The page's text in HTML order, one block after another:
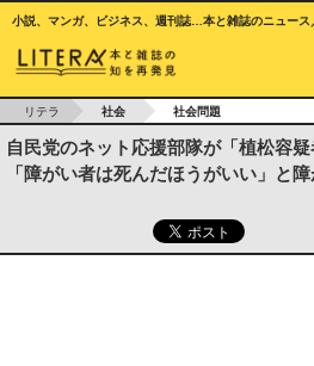
小説、マンガ、ビジネス、週刊誌…本と雑誌のニュース
リテラ 社会 社会問題
自民党のネット応援部隊が「植松容疑
「障がい者は死んだほうがいい」と障